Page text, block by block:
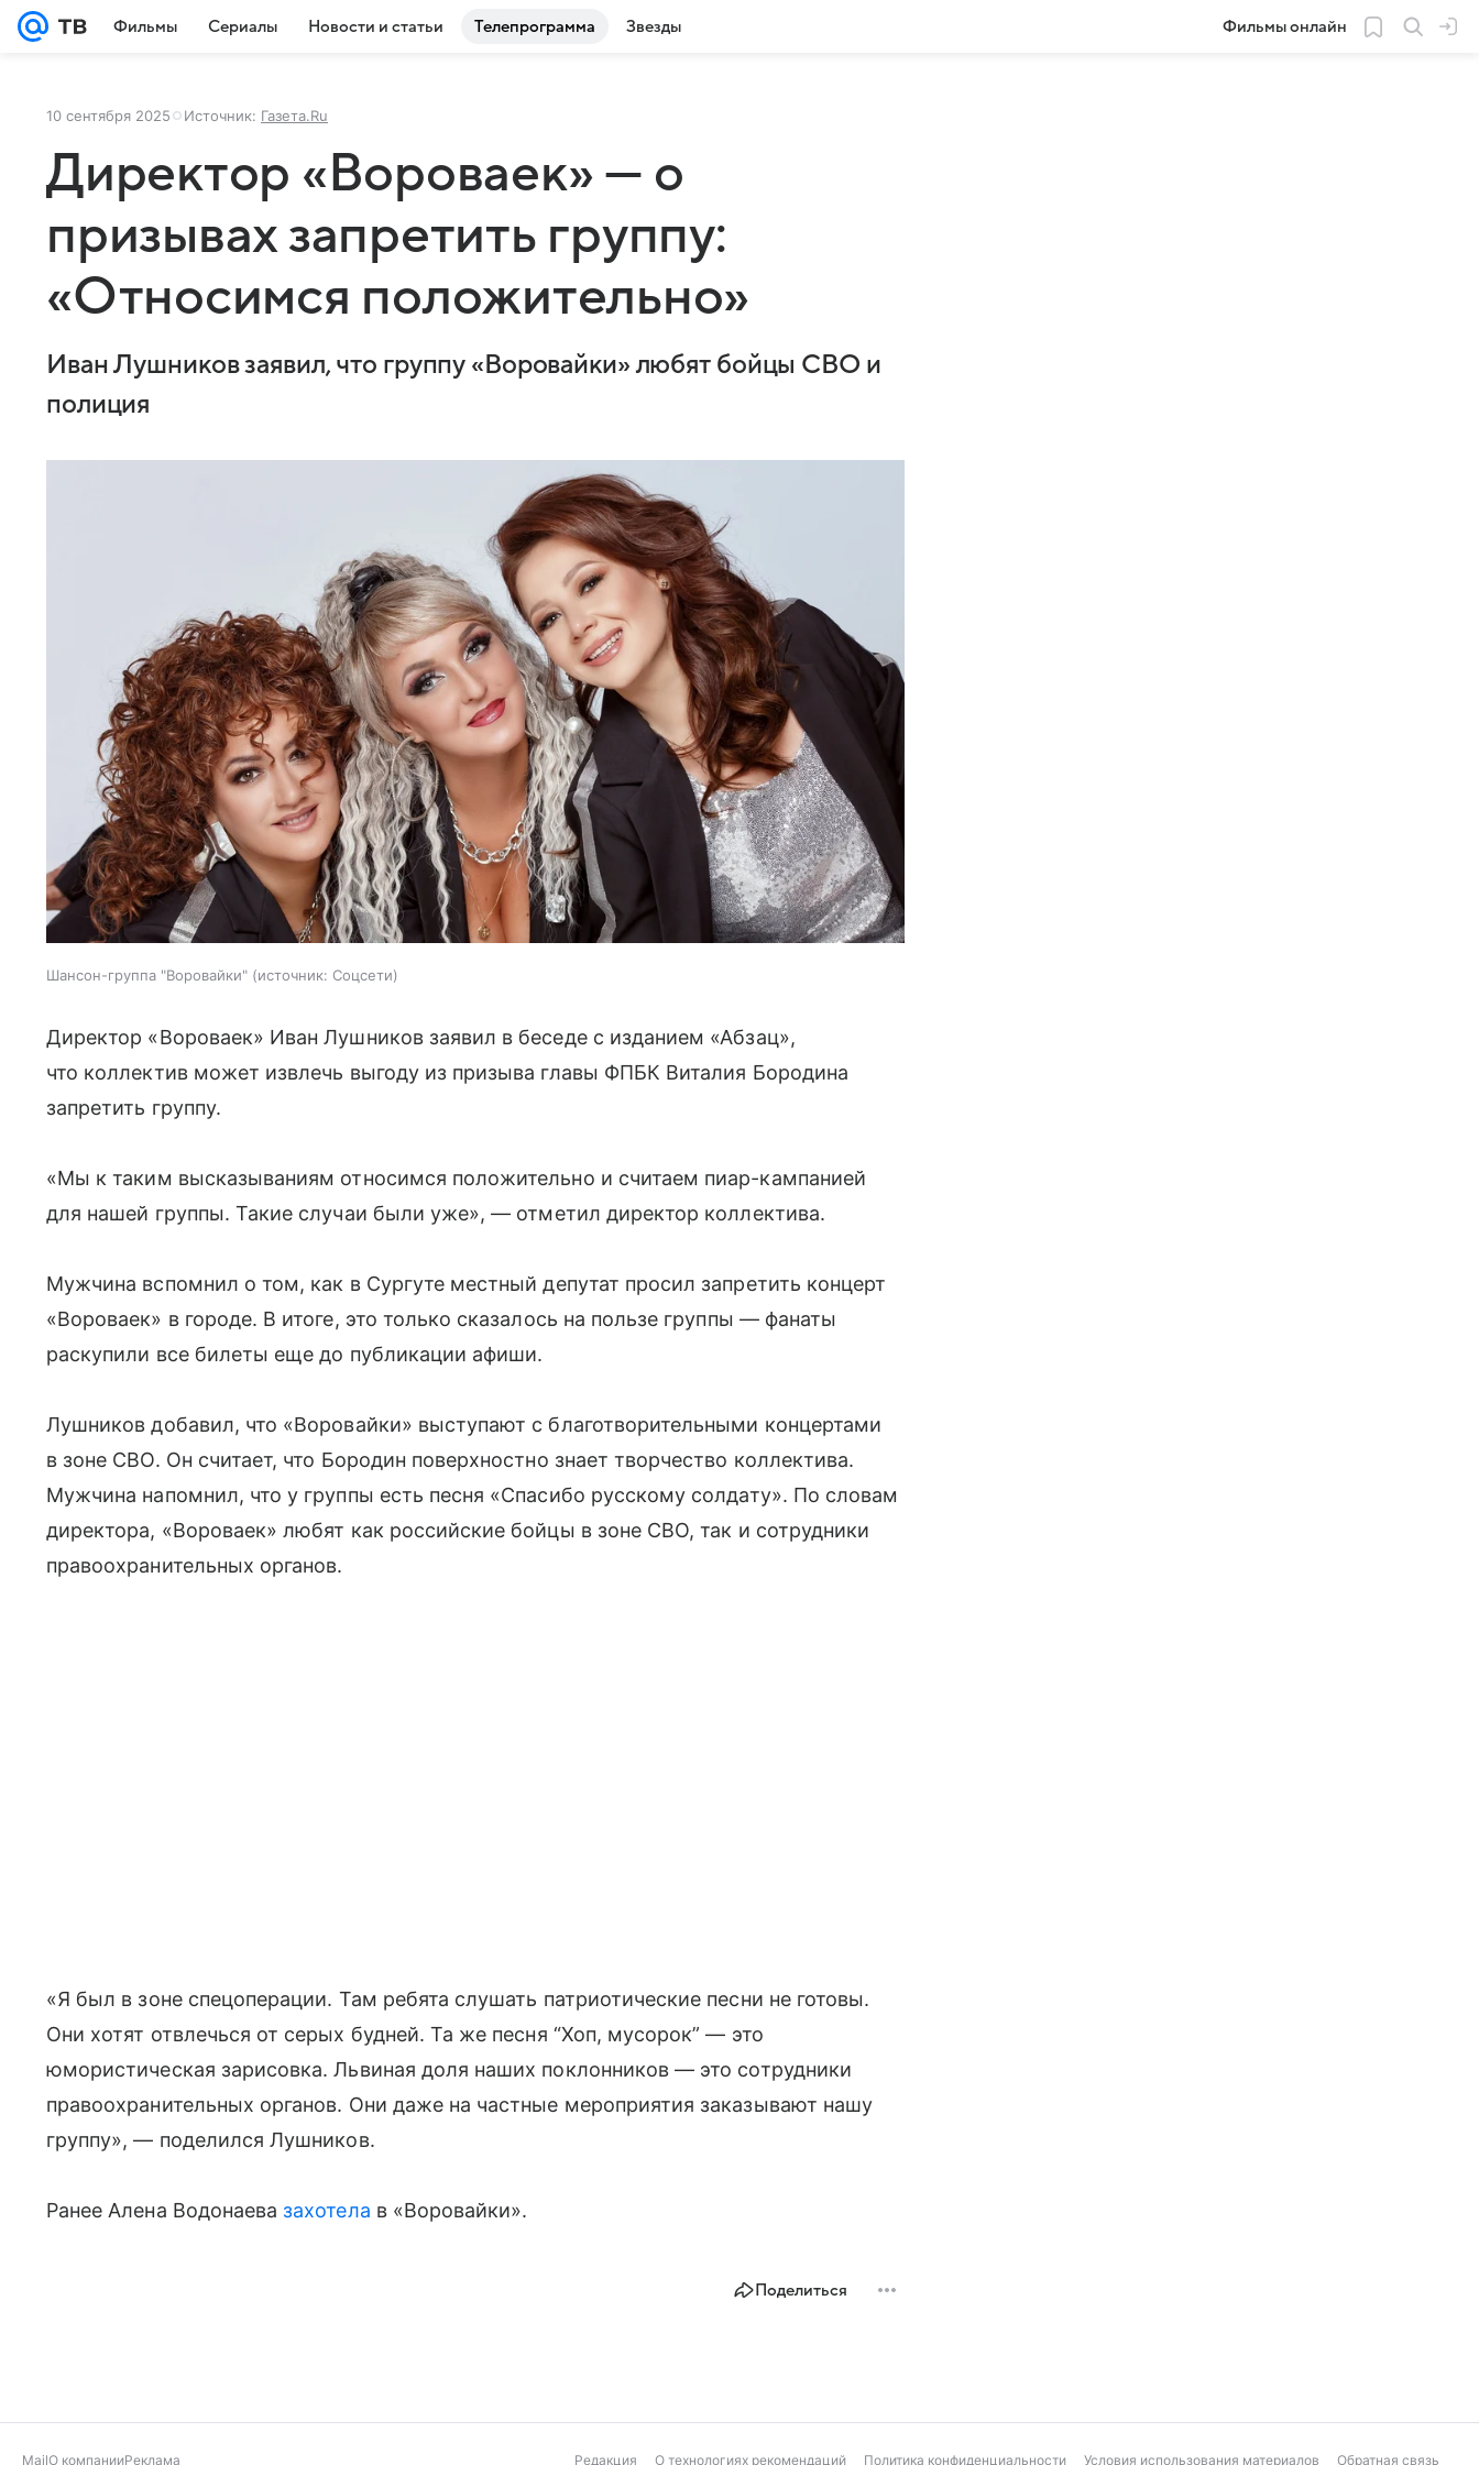
Фильмы Сериалы Новости и статьи Телепрограмма Звезды Фильмы онлайн
10 сентября 2025 Источник: Газета.Ru
Директор «Вороваек» — о
призывах запретить группу:
«Относимся положительно»
Иван Лушников заявил, что группу «Воровайки» любят бойцы СВО и
полиция
Шансон-группа "Воровайки" источник: Соцсети
Директор «Вороваек» Иван Лушников заявил в беседе с изданием «Абзац»,
что коллектив может извлечь выгоду из призыва главы ФПБК Виталия Бородина
запретить группу.
«Мы к таким высказываниям относимся положительно и считаем пиар-кампанией
для нашей группы. Такие случаи были уже», — отметил директор коллектива.
Мужчина вспомнил о том, как в Сургуте местный депутат просил запретить концерт
«Вороваек» в городе. В итоге, это только сказалось на пользе группы — фанаты
раскупили все билеты еще до публикации афиши.
Лушников добавил, что «Воровайки» выступают с благотворительными концертами
в зоне СВО. Он считает, что Бородин поверхностно знает творчество коллектива.
Мужчина напомнил, что у группы есть песня «Спасибо русскому солдату». По словам
директора, «Вороваек» любят как российские бойцы в зоне СВО, так и сотрудники
правоохранительных органов.
«Я был в зоне спецоперации. Там ребята слушать патриотические песни не готовы.
Они хотят отвлечься от серых будней. Та же песня “Хоп, мусорок” — это
юмористическая зарисовка. Львиная доля наших поклонников — это сотрудники
правоохранительных органов. Они даже на частные мероприятия заказывают нашу
группу», — поделился Лушников.
Ранее Алена Водонаева захотела в «Воровайки».
Поделиться
MailО компанииРеклама Редакция О технологиях рекомендаций Политика конфиденциальности Условия использования материалов Обратная связь